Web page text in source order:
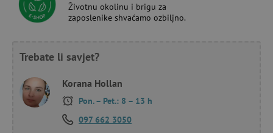
Životnu okolinu i brigu za
zaposlenike shvaćamo ozbiljno.
Trebate li savjet?
Korana Hollan
Pon. – Pet.: 8 – 13 h
097 662 3050